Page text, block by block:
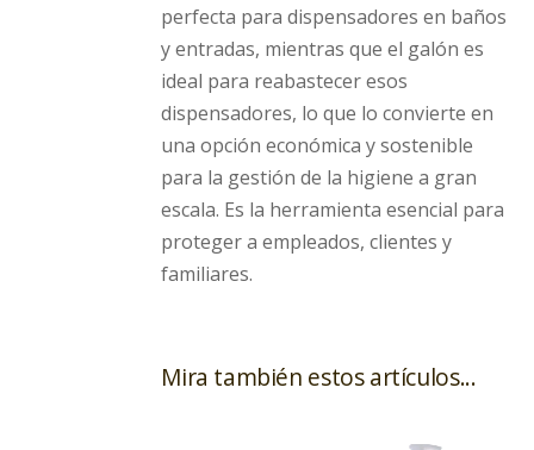
perfecta para dispensadores en baños
y entradas, mientras que el galón es
ideal para reabastecer esos
dispensadores, lo que lo convierte en
una opción económica y sostenible
para la gestión de la higiene a gran
escala. Es la herramienta esencial para
proteger a empleados, clientes y
familiares.
Mira también estos artículos...